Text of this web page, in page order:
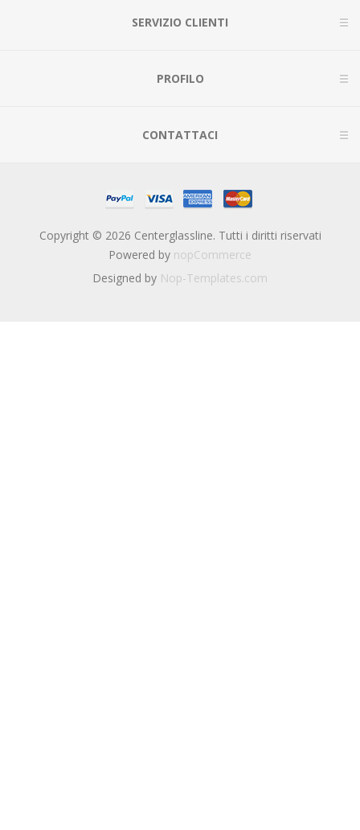
SERVIZIO CLIENTI
PROFILO
CONTATTACI
Copyright © 2026 Centerglassline. Tutti i diritti riservati
Powered by nopCommerce
Designed by Nop-Templates.com